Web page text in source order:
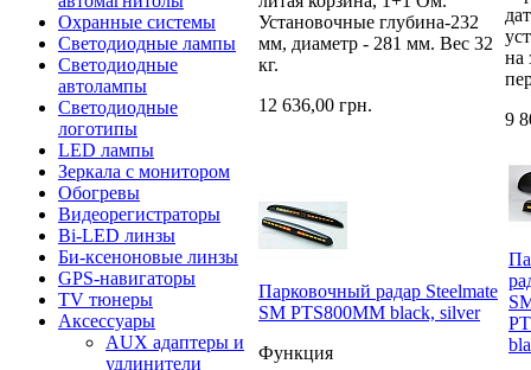
Охранные системы
Светодиодные лампы
Светодиодные
автолампы
Светодиодные
логотипы
LED лампы
Зеркала с монитором
Обогревы
Видеорегистраторы
Bi-LED линзы
Би-ксеноновые линзы
GPS-навигаторы
TV тюнеры
Аксессуары
AUX адаптеры и
удлинители
Установочные глубина-232
мм, диаметр - 281 мм. Вес 32
кг.
12 636,00 грн.
на
9
Парковочный радар Steelmate
SM PTS800MM black, silver
Функция